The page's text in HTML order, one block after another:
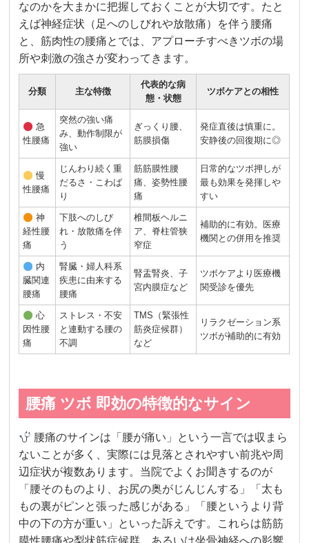
なのかを大まかに把握しておくことが大切です。たと
えば神経症状（足へのしびれや放散痛）を伴う腰痛
と、筋肉性の腰痛とでは、アプローチすべきツボの場
所や刺激の強さが変わってきます。
分類 主な特徴
代表的な病
態・状態
ツボケアとの相性
急
性腰痛
突然の強い痛
み、動作制限が
強い
ぎっくり腰、
筋膜損傷
発症直後は慎重に。
安静後の回復期に◎
慢
性腰痛
じんわり続く重
だるさ・こわば
り
筋筋膜性腰
痛、姿勢性腰
痛
日常的なツボ押しが
最も効果を発揮しや
すい
神
経性腰
痛
下肢へのしび
れ・放散痛を伴
う
椎間板ヘルニ
ア、脊柱管狭
窄症
補助的に有効。医療
機関との併用を推奨
内
臓関連
腰痛
腎臓・婦人科系
疾患に由来する
腰痛
腎盂腎炎、子
宮内膜症など
ツボケアより医療機
関受診を優先
心
因性腰
痛
ストレス・不安
と連動する腰の
不調
TMS（緊張性
筋炎症候群）
など
リラクゼーション系
ツボが補助的に有効
腰痛 ツボ 即効の特徴的なサイン
腰痛のサインは「腰が痛い」という一言では収まら
ないことが多く、実際には見落とされやすい前兆や周
辺症状が複数あります。当院でよくお聞きするのが
「腰そのものより、お尻の奥がじんじんする」「太も
もの裏がピンと張った感じがある」「腰というより背
中の下の方が重い」といった訴えです。これらは筋筋